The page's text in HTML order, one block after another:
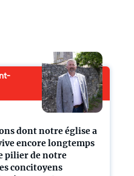
dont notre église a
encore longtemps
pilier de notre
concitoyens